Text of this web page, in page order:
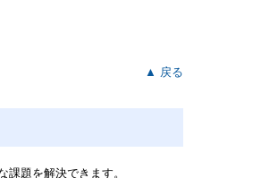
▲ 戻る
題を解決できます。